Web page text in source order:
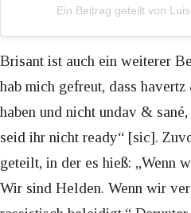
Ein Beitrag geteilt von
Brisant ist auch ein weiterer
hab mich gefreut, dass
haben und nicht undav &
seid ihr nicht ready“ [sic].
geteilt, in der es hieß: „Wenn
Wir sind Helden. Wenn wir